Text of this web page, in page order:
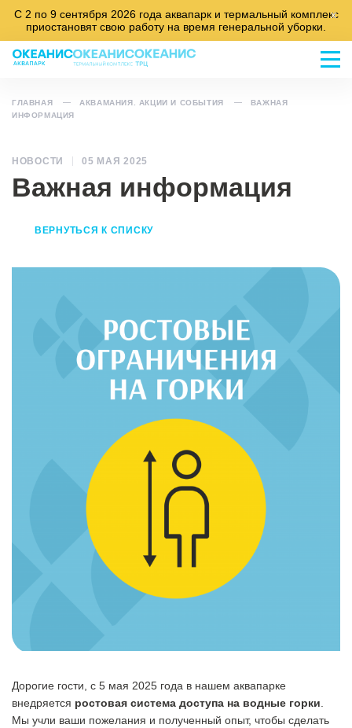
x
С 2 по 9 сентября 2026 года аквапарк и термальный комплекс
приостановят свою работу на время генеральной уборки.
ГЛАВНАЯ АКВАМАНИЯ. АКЦИИ И СОБЫТИЯ
ВАЖНАЯ
ИНФОРМАЦИЯ
НОВОСТИ 05 МАЯ 2025
Важная информация
ВЕРНУТЬСЯ К СПИСКУ
Дорогие гости, с 5 мая 2025 года в нашем аквапарке
внедряется ростовая система доступа на водные горки
Мы учли ваши пожелания и полученный опыт, чтобы сделать